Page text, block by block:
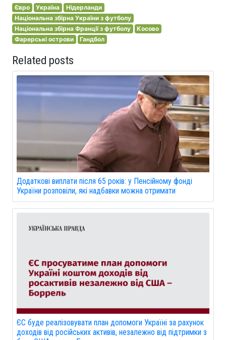
Євро Україна
Нідерланди
Національна збірна України з футболу
Національна збірна Франції з футболу
Косово
Фарерські острови
Гандбол
Related posts
Додаткові виплати після 65 років: у Пенсійному фонді
України розповіли, які надбавки можна отримати
ЄС буде реалізовувати план допомоги Україні за рахунок
доходів від російських активів, незалежно від підтримки з